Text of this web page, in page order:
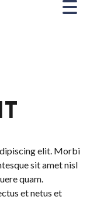
elit. Morbi
sit amet nisl
quam.
et netus et